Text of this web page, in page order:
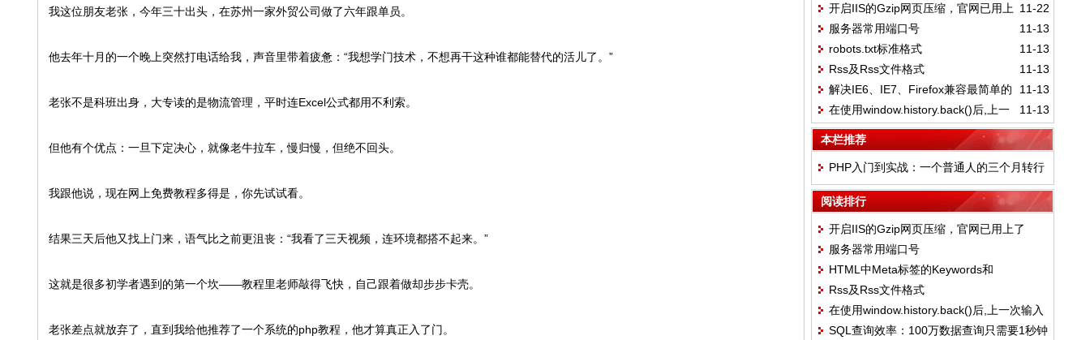
我这位朋友老张，今年三十出头，在苏州一家外贸公司做了六年跟单员。
他去年十月的一个晚上突然打电话给我，声音里带着疲惫：“我想学门技术，不想再干这种谁都能替代的活儿了。”
老张不是科班出身，大专读的是物流管理，平时连Excel公式都用不利索。
但他有个优点：一旦下定决心，就像老牛拉车，慢归慢，但绝不回头。
我跟他说，现在网上免费教程多得是，你先试试看。
结果三天后他又找上门来，语气比之前更沮丧：“我看了三天视频，连环境都搭不起来。”
这就是很多初学者遇到的第一个坎——教程里老师敲得飞快，自己跟着做却步步卡壳。
老张差点就放弃了，直到我给他推荐了一个系统的php教程，他才算真正入了门。
侧边栏
11-22
开启IIS的Gzip网页压缩，官网已用上
了
11-13
服务器常用端口号
11-13
robots.txt标准格式
11-13
Rss及Rss文件格式
11-13
解决IE6、IE7、Firefox兼容最简单的
CSS Hack
11-13
在使用window.history.back()后,上一
次输入的内容却不存在的解决方法
本栏推荐
PHP入门到实战：一个普通人的三个月转行
血泪史
阅读排行
开启IIS的Gzip网页压缩，官网已用上了
服务器常用端口号
HTML中Meta标签的Keywords和
Description独特见解
Rss及Rss文件格式
在使用window.history.back()后,上一次输入
的内容却不存在的解决方法
SQL查询效率：100万数据查询只需要1秒钟